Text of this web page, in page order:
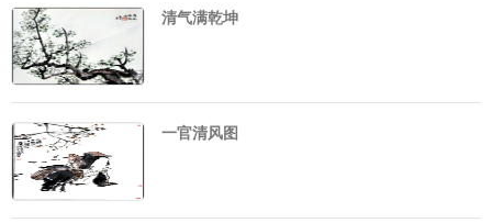
清气满乾坤
一官清风图